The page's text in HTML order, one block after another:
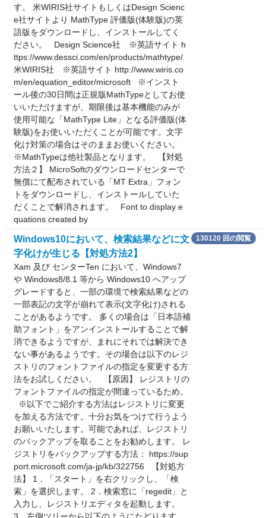
す。 米WIRIS社サイトもしくはDesign Scienc
e社サイトより MathType 評価版(体験版)の英
語版をダウンロードし、インストールしてく
ださい。 Design Science社 ※英語サイト h
ttps://www.dessci.com/en/products/mathtype/
米WIRIS社 ※英語サイト http://www.wiris.co
m/en/equation_editor/microsoft ※インスト
ール後の30日間は正規版MathTypeとしてお使
いいただけますが、期限後は基本機能のみが
使用可能な「MathType Lite」となる評価版(体
験版)をお使いいただくことが可能です。文字
化け対策の場合はそのままお使いください。
※MathTypeは他社製品となります。 【対処
方法２】 MicroSoftのダウンロードセンターで
無償にて配布されている「MT Extra」フォン
トをダウンロードし、インストールしていた
だくことで解消されます。 Font to display e
quations created by
Windows10において、検索結果などに文
字化けが生じる【対処方法2】
Xam 及び センターTen において、Windows7
や Windows8/8.1 等から Windows10 へアップ
グレードすると、一部の環境で検索結果などの
一部表記の文字が崩れて表示(文字化け)される
ことがあるようです。 多くの場合は「日本語補
助フォント」をアンインストールすることで解
消できるようですが、まれにそれでは解決でき
ない事があるようです。その場合は以下のレジ
ストリのフォントファイルの指定を変更する方
法をお試しください。 【原因】 レジストリの
フォントファイルの指定が間違っているため。
※以下でご紹介する方法はレジストリに変更
を加える方法です。十分お気をつけて行うよう
お願いいたします。可能であれば、レジストリ
のバックアップを取ることをお勧めします。 レ
ジストリをバックアップする方法： https://sup
port.microsoft.com/ja-jp/kb/322756 【対処方
法】 1．「スタート」を右クリックし、「検
索」を選択します。 2．検索窓に「regedit」と
入力し、レジストリエディタを起動します。
130120 回の閲覧